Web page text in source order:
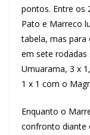
pontos. Entre os
Pato e Marreco
tabela, mas para
em sete
Umuarama, 3 x
1 x 1 com o
Enquanto o
confronto diante